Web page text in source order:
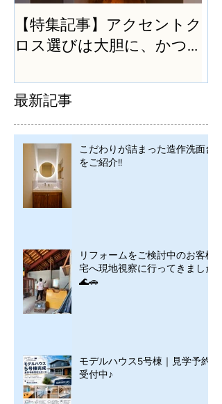
【特集記事】アクセントク
ロス選びは大胆に、かつ
最新記事
こだわりが詰まった造作洗面台
をご紹介!!
リフォームをご検討中のお客様
宅へ現地視察に行ってきました
🌊🚗
モデルハウス5号棟｜見学予約
受付中♪